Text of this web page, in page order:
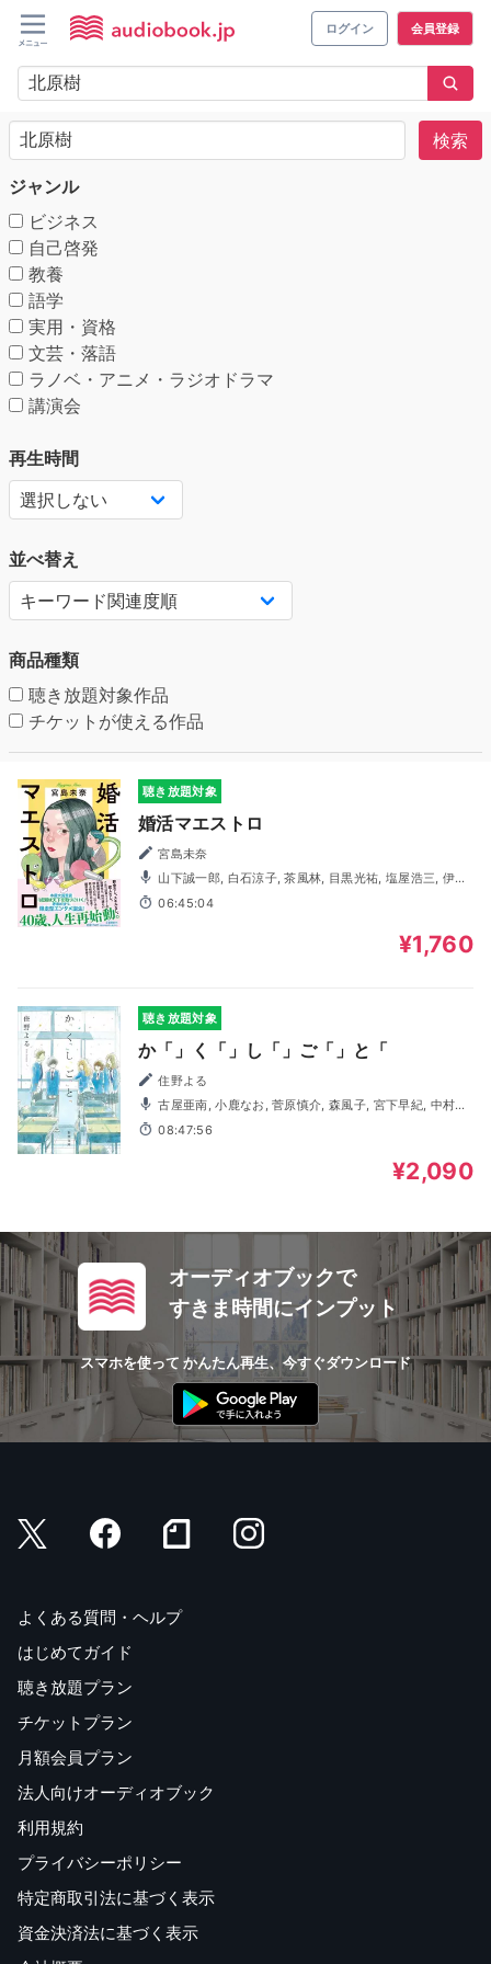
ログイン 会員登録
検索
ジャンル
ビジネス
自己啓発
教養
語学
実用・資格
文芸・落語
ラノベ・アニメ・ラジオドラマ
講演会
再生時間
並べ替え
商品種類
聴き放題対象作品
チケットが使える作品
聴き放題対象
婚活マエストロ
宮島未奈
かな恵, 大木咲絵子, 北原樹, 小林直人, 清水健佑, 玉木雅士,
長谷川天音, 三浦円, 山名枝里子
06:45:04
¥1,760
聴き放題対象
か「」く「」し「」ご「」と「
住野よる
古屋亜南, 小鹿なお, 菅原慎介, 森風子, 宮下早紀, 中村純
也, 三浦円, 北原樹
08:47:56
¥2,090
オーディオブックで
すきま時間にインプット
スマホを使って かんたん再生、今すぐダウンロード
よくある質問・ヘルプ
はじめてガイド
聴き放題プラン
チケットプラン
月額会員プラン
法人向けオーディオブック
利用規約
プライバシーポリシー
特定商取引法に基づく表示
資金決済法に基づく表示